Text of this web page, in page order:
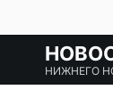
НИЖНЕГО